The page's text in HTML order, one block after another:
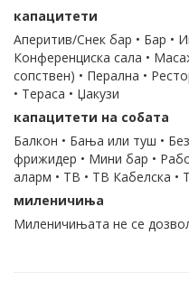
капацитети
Аперитив/Снек бар • Бар •
Конференциска сала •
сопствен) • Перална •
• Тераса • Џакузи
капацитети на собата
Балкон • Бања или туш •
фрижидер • Мини бар •
аларм • ТВ • ТВ Кабелска •
миленичиња
Миленичињата не се